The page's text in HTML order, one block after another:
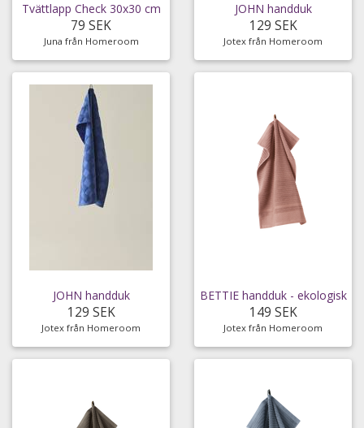
Tvättlapp Check 30x30 cm
79 SEK
Juna från Homeroom
JOHN handduk
129 SEK
Jotex från Homeroom
JOHN handduk
129 SEK
Jotex från Homeroom
BETTIE handduk - ekologisk
149 SEK
Jotex från Homeroom